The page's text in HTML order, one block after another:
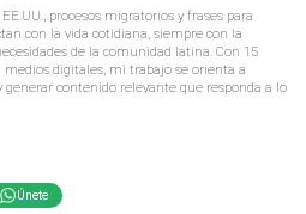
procesos migratorios y frases para
con la vida cotidiana, siempre con la
de la comunidad latina. Con 15
medios digitales, mi trabajo se orienta a
contenido relevante que responda a lo
Únete